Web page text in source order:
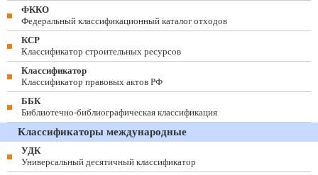
ФККО
Федеральный классификационный каталог отходов
КСР
Классификатор строительных ресурсов
Классификатор
Классификатор правовых актов РФ
ББК
Библиотечно-библиографическая классификация
Классификаторы международные
УДК
Универсальный десятичный классификатор